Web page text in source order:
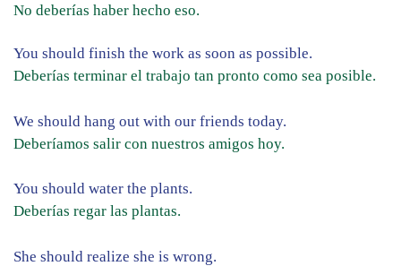
No deberías haber hecho eso.
You should finish the work as soon as possible.
Deberías terminar el trabajo tan pronto como sea posible.
We should hang out with our friends today.
Deberíamos salir con nuestros amigos hoy.
You should water the plants.
Deberías regar las plantas.
She should realize she is wrong.